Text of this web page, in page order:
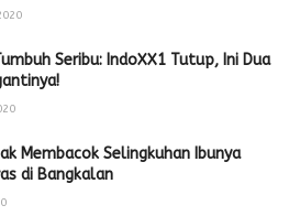
Seribu: IndoXX1 Tutup, Ini Dua
Membacok Selingkuhan Ibunya
di Bangkalan